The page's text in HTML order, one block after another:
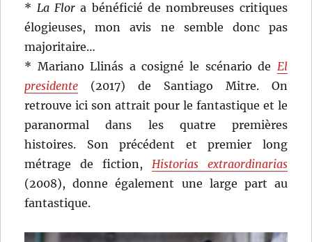
* La Flora bénéficié de nombreuses critiques
élogieuses, mon avis ne semble donc pas
majoritaire…
* Mariano Llinás a cosigné le scénario de El
presidente (2017) de Santiago Mitre. On
retrouve ici son attrait pour le fantastique et le
paranormal dans les quatre premières
histoires. Son précédent et premier long
métrage de fiction, Historias extraordinarias
(2008), donne également une large part au
fantastique.